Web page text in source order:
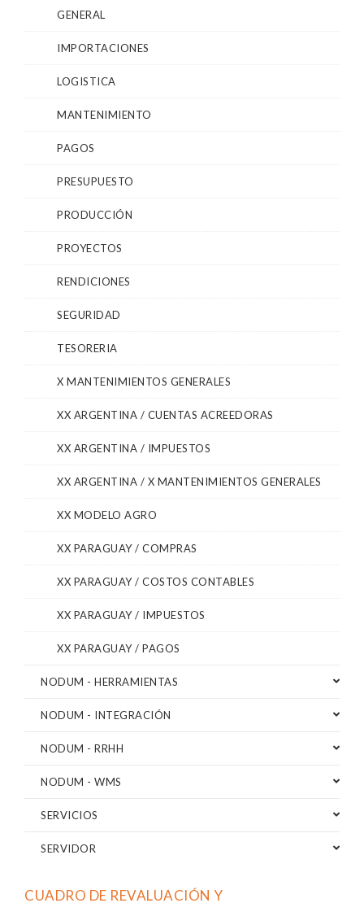
GENERAL
IMPORTACIONES
LOGISTICA
MANTENIMIENTO
PAGOS
PRESUPUESTO
PRODUCCIÓN
PROYECTOS
RENDICIONES
SEGURIDAD
TESORERIA
X MANTENIMIENTOS GENERALES
XX ARGENTINA / CUENTAS ACREEDORAS
XX ARGENTINA / IMPUESTOS
XX ARGENTINA / X MANTENIMIENTOS GENERALES
XX MODELO AGRO
XX PARAGUAY / COMPRAS
XX PARAGUAY / COSTOS CONTABLES
XX PARAGUAY / IMPUESTOS
XX PARAGUAY / PAGOS
NODUM - HERRAMIENTAS
NODUM - INTEGRACIÓN
NODUM - RRHH
NODUM - WMS
SERVICIOS
SERVIDOR
CUADRO DE REVALUACIÓN Y